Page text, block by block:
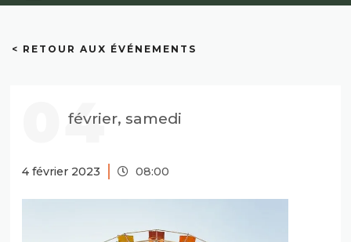
< RETOUR AUX ÉVÉNEMENTS
04
février, samedi
4 février 2023 08:00